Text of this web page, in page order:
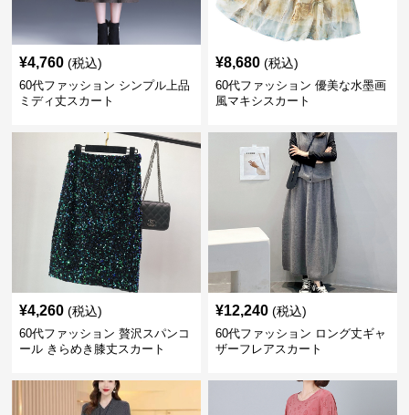
¥4,760 (税込)
60代ファッション シンプル上品
ミディ丈スカート
¥8,680 (税込)
60代ファッション 優美な水墨画
風マキシスカート
¥4,260 (税込)
60代ファッション 贅沢スパンコ
ール きらめき膝丈スカート
¥12,240 (税込)
60代ファッション ロング丈ギャ
ザーフレアスカート